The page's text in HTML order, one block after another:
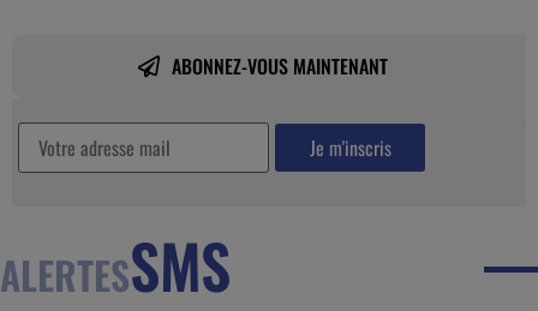
ABONNEZ-VOUS MAINTENANT
ALERTESSMS